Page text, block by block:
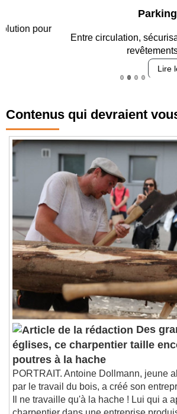
Parking et
Entre circulation, sécurisation des
revêtements et
Contenus qui devraient
Des
églises, ce charpentier taille
poutres à la hache
PORTRAIT. Antoine Dollmann, jeune
par le travail du bois, a créé son
Il ne travaille qu'à la hache ! Lui qui a